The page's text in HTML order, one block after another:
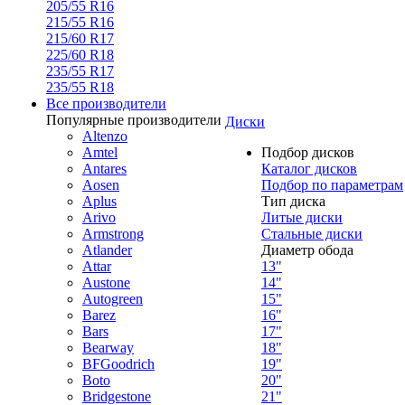
205/55 R16
215/55 R16
215/60 R17
225/60 R18
235/55 R17
235/55 R18
Все производители
Популярные производители
Altenzo
Amtel
Antares
Aosen
Aplus
Arivo
Armstrong
Atlander
Attar
Austone
Autogreen
Barez
Bars
Bearway
BFGoodrich
Boto
Bridgestone
Диски
Подбор дисков
Каталог дисков
Подбор по параметрам
Тип диска
Литые диски
Стальные диски
Диаметр обода
13"
14"
15"
16"
17"
18"
19"
20"
21"